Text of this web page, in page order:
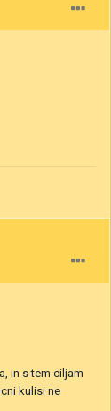
in s tem ciljam
kulisi ne